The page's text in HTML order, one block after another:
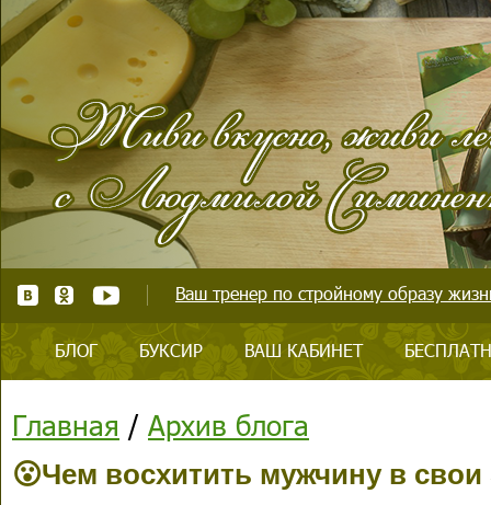
Ваш тренер по стройному образу
БЛОГ БУКСИР ВАШ КАБИНЕТ
Главная / Архив блога
😮Чем восхитить мужчину в свои